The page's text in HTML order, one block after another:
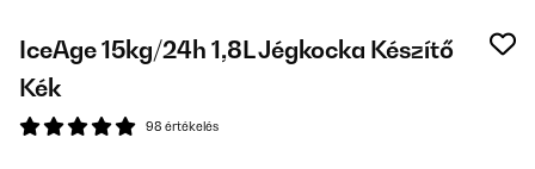
IceAge 15kg/24h 1,8L Jégkocka Készítő
Kék
98 értékelés